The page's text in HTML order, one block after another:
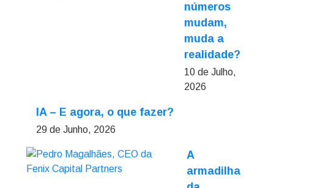
números
mudam,
muda a
realidade?
10 de Julho,
2026
IA – E agora, o que fazer?
29 de Junho, 2026
A
armadilha